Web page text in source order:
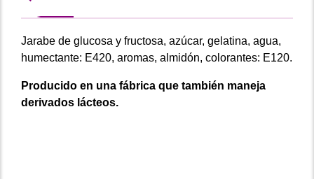
Jarabe de glucosa y fructosa, azúcar, gelatina, agua,
humectante: E420, aromas, almidón, colorantes: E120.
Producido en una fábrica que también maneja
derivados lácteos.